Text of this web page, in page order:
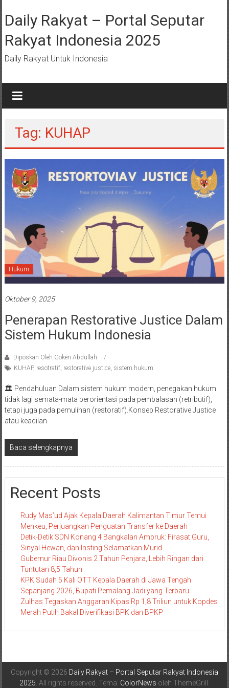
ke
konten
Daily Rakyat – Portal Seputar
Rakyat Indonesia 2025
Daily Rakyat Untuk Indonesia
Tag: KUHAP
Hukum
Oktober 9, 2025
Penerapan Restorative Justice Dalam
Sistem Hukum Indonesia
Diposkan Oleh:Goken Abdullah
KUHAP, resotratif, restorative justice, sistem hukum
🏛️ Pendahuluan Dalam sistem hukum modern, penegakan hukum
tidak lagi semata-mata berorientasi pada pembalasan (retributif),
tetapi juga pada pemulihan (restoratif).Konsep Restorative Justice
atau keadilan
Baca selengkapnya
Recent Posts
Rudy Mas’ud Ajak Kepala Daerah Kalimantan Timur Temui
Menkeu, Perjuangkan Penguatan Transfer ke Daerah
Detik-Detik SDN Konang 4 Bangkalan Ambruk: Firasat Guru,
Sinyal Hewan, dan Insting Selamatkan Murid
Gubernur Riau Divonis 2 Tahun Penjara, Lebih Ringan dari
Tuntutan 8,5 Tahun
KPK Sudah 5 Kali OTT Kepala Daerah di Jawa Tengah
Sepanjang 2026, Bupati Pemalang Jadi yang Terbaru
Zulhas Tegaskan Anggaran Kipas Rp 1,8 Triliun untuk Kopdes
Merah Putih Bakal Diverifikasi BPK dan BPKP
Copyright © 2026 Daily Rakyat – Portal Seputar Rakyat Indonesia
2025 . All rights reserved. Tema: ColorNews oleh ThemeGrill.